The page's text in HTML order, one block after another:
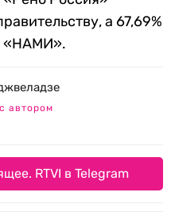
а 67,69%
«НАМИ».
автором
RTVI в Telegram